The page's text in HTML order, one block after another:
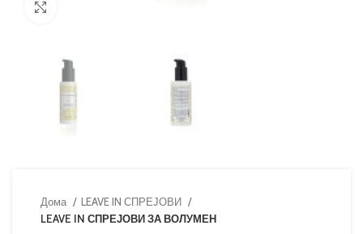
Дома
LEAVE IN СПРЕЈОВИ
LEAVE IN СПРЕЈОВИ ЗА ВОЛУМЕН